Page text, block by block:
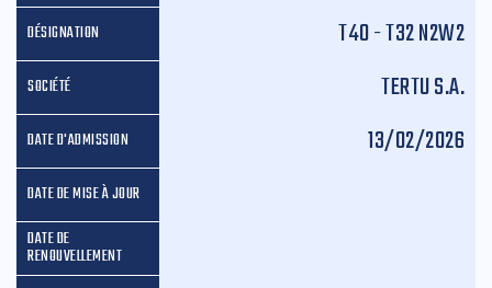
T40 - T32 N2W2
TERTU S.A.
13/02/2026